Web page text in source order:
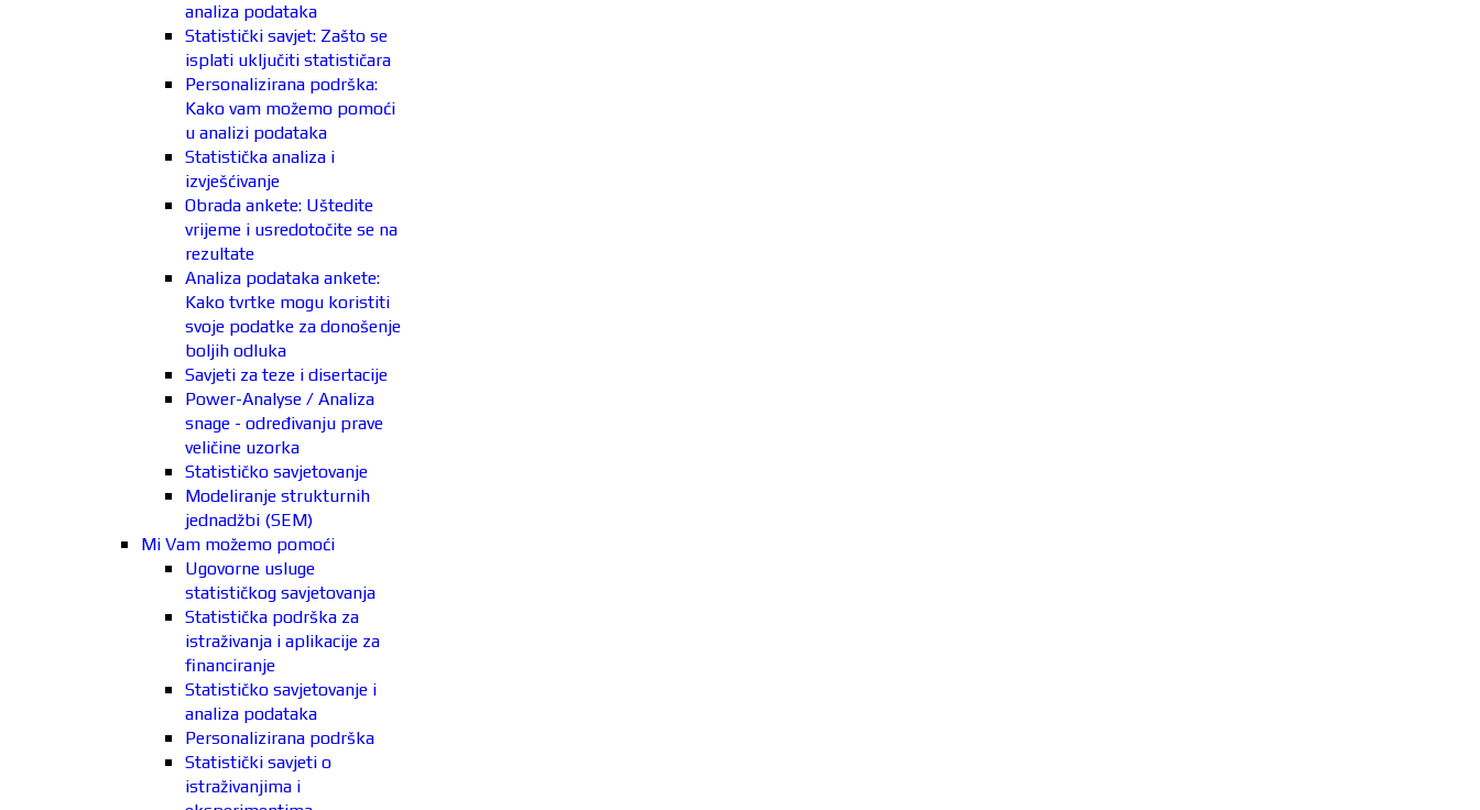
analiza podataka
Statistički savjet: Zašto se
isplati uključiti statističara
Personalizirana podrška:
Kako vam možemo pomoći
u analizi podataka
Statistička analiza i
izvješćivanje
Obrada ankete: Uštedite
vrijeme i usredotočite se na
rezultate
Analiza podataka ankete:
Kako tvrtke mogu koristiti
svoje podatke za donošenje
boljih odluka
Savjeti za teze i disertacije
Power-Analyse / Analiza
snage - određivanju prave
veličine uzorka
Statističko savjetovanje
Modeliranje strukturnih
jednadžbi (SEM)
Mi Vam možemo pomoći
Ugovorne usluge
statističkog savjetovanja
Statistička podrška za
istraživanja i aplikacije za
financiranje
Statističko savjetovanje i
analiza podataka
Personalizirana podrška
Statistički savjeti o
istraživanjima i